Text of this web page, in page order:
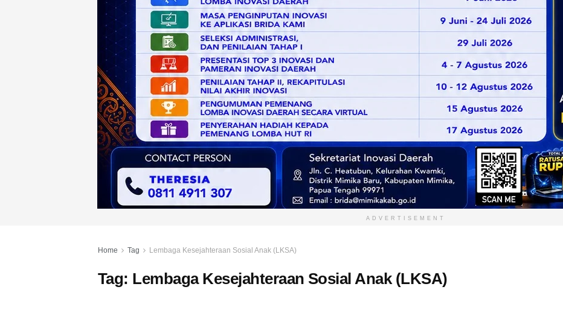
ADVERTISEMENT
Home Tag Lembaga Kesejahteraan Sosial Anak (LKSA)
Tag: Lembaga Kesejahteraan Sosial Anak (LKSA)